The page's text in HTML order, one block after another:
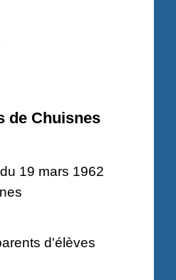
de Chuisnes
19 mars 1962
d'élèves